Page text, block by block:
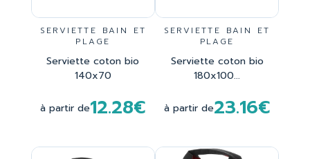
SERVIETTE BAIN ET
PLAGE
Serviette coton bio
140x70
à partir de12.28€
SERVIETTE BAIN ET
PLAGE
Serviette coton bio
180x100...
à partir de23.16€